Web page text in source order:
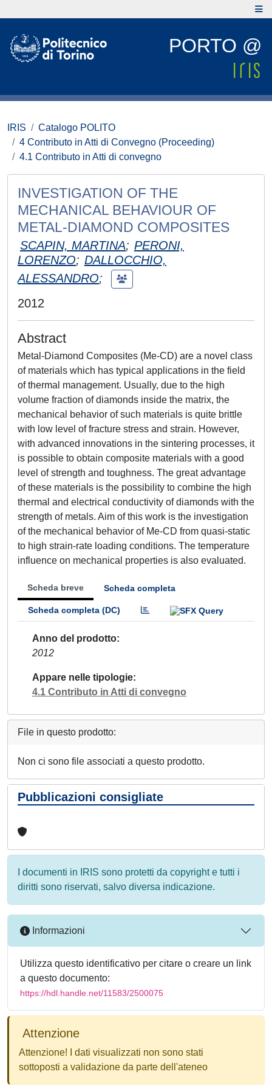
PORTO @
IRIS
Catalogo POLITO
4 Contributo in Atti di Convegno (Proceeding)
4.1 Contributo in Atti di convegno
INVESTIGATION OF THE
MECHANICAL BEHAVIOUR OF
METAL-DIAMOND COMPOSITES
SCAPIN, MARTINA; PERONI,
LORENZO; DALLOCCHIO,
ALESSANDRO;
2012
Abstract
Metal-Diamond Composites (Me-CD) are a novel class
of materials which has typical applications in the field
of thermal management. Usually, due to the high
volume fraction of diamonds inside the matrix, the
mechanical behavior of such materials is quite brittle
with low level of fracture stress and strain. However,
with advanced innovations in the sintering processes, it
is possible to obtain composite materials with a good
level of strength and toughness. The great advantage
of these materials is the possibility to combine the high
thermal and electrical conductivity of diamonds with the
strength of metals. Aim of this work is the investigation
of the mechanical behavior of Me-CD from quasi-static
to high strain-rate loading conditions. The temperature
influence on mechanical properties is also evaluated.
Scheda breve Scheda completa
Scheda completa (DC)
Anno del prodotto
2012
Appare nelle tipologie
4.1 Contributo in Atti di convegno
File in questo prodotto:
Non ci sono file associati a questo prodotto.
Pubblicazioni consigliate
I documenti in IRIS sono protetti da copyright e tutti i
diritti sono riservati, salvo diversa indicazione.
Informazioni
Utilizza questo identificativo per citare o creare un link
a questo documento:
https://hdl.handle.net/11583/2500075
Attenzione
Attenzione! I dati visualizzati non sono stati
sottoposti a validazione da parte dell'ateneo